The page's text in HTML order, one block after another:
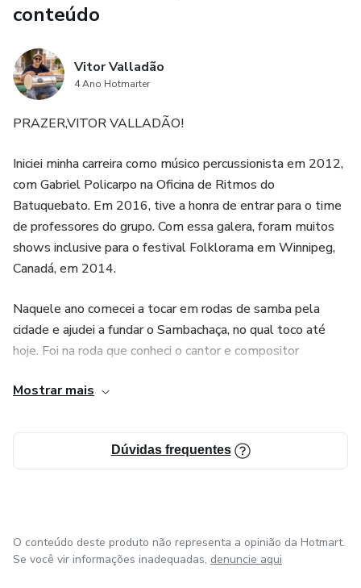
conteúdo
Vitor Valladão
4 Ano Hotmarter
PRAZER,VITOR VALLADÃO!
Iniciei minha carreira como músico percussionista em 2012,
com Gabriel Policarpo na Oficina de Ritmos do
Batuquebato. Em 2016, tive a honra de entrar para o time
de professores do grupo. Com essa galera, foram muitos
shows inclusive para o festival Folklorama em Winnipeg,
Canadá, em 2014.
Naquele ano comecei a tocar em rodas de samba pela
cidade e ajudei a fundar o Sambachaça, no qual toco até
hoje. Foi na roda que conheci o cantor e compositor
dos seus três álbuns. Participei de outras gravações de
As Escolas de Samba também fazem parte da minha vida.
Em 2015, toquei repique na bateria da Unidos do Viradouro
como é conhecida a bateria Salgueiro.
Mostrar mais
Dúvidas frequentes
O conteúdo deste produto não representa a opinião da Hotmart.
Se você vir informações inadequadas, denuncie aqui